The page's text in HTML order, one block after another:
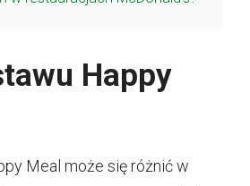
Happy
Meal może się różnić w